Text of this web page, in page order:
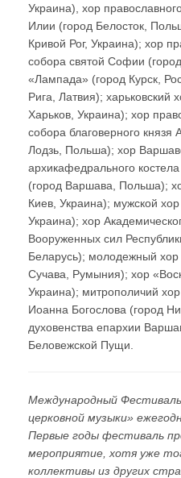
Украина), хор
Илии (город Белосток,
Кривой Рог, Украина); хор
собора святой Софии
«Лампада» (город Курск,
Рига, Латвия); харьковский
Харьков, Украина); хор
собора благоверного князя
Лодзь, Польша); хор
архикафедрального
(город Варшава, Польша);
Киев, Украина); мужской
Украина); хор
Вооруженных сил
Беларусь); молодежный хор
Сучава, Румыния); хор
Украина); митрополичий
Иоанна Богослова (город
духовенства епархии
Беловежской Пущи.
Международный
церковной музыки»
Первые годы фестиваль
мероприятие, хотя уже
коллективы из других